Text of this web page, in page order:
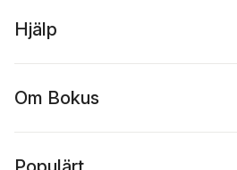
Hjälp
Om Bokus